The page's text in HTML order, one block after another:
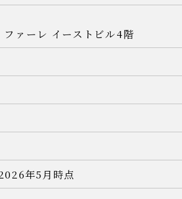
ァーレ イーストビル4階
年5月時点